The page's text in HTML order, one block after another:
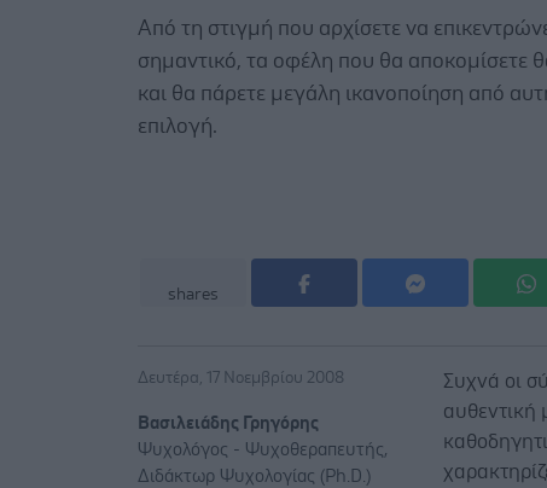
Από τη στιγμή που αρχίσετε να
σημαντικό, τα οφέλη που θα αποκομίσετε
και θα πάρετε μεγάλη ικανοποίηση από
επιλογή.
shares
Δευτέρα, 17 Νοεμβρίου 2008
Βασιλειάδης Γρηγόρης
Ψυχολόγος - Ψυχοθεραπευτής,
Διδάκτωρ Ψυχολογίας (Ph.D.)
Συχνά οι
αυθεντική